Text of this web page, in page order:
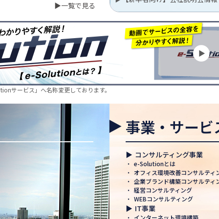
いました
株式会社に4名の
をご紹介✨
！🚚
業期間のお知らせ
お知らせ
― 日本電通グル
▶一覧で見る
サービス」へ名称変更しております。
事業・サービ
▶ コンサルティング事業
・ e-Solutionとは
・ オフィス環境改善コンサルティ
・ 企業ブランド構築コンサルティ
・ 経営コンサルティング
・ WEBコンサルティング
▶ IT事業
・ インターネット環境構築